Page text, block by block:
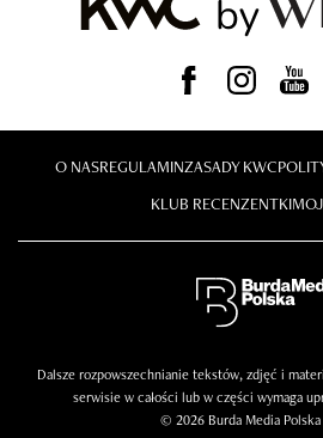
O NASREGULAMINZASADY KWC
KLUB RECENZENTKI
Dalsze rozpowszechnianie tekstów, zdjęć i
serwisie w całości lub w części wymaga
© 2026 Burda Media Polska